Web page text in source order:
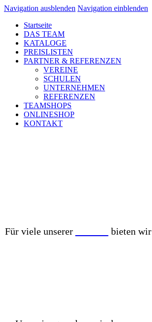
Navigation ausblenden Navigation einblenden
Startseite
DAS TEAM
KATALOGE
PREISLISTEN
PARTNER & REFERENZEN
VEREINE
SCHULEN
UNTERNEHMEN
REFERENZEN
TEAMSHOPS
ONLINESHOP
KONTAKT
Für viele unserer
bieten wir